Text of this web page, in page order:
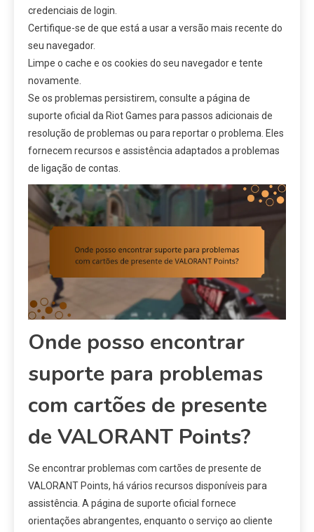
credenciais de login.
Certifique-se de que está a usar a versão mais recente do
seu navegador.
Limpe o cache e os cookies do seu navegador e tente
novamente.
Se os problemas persistirem, consulte a página de
suporte oficial da Riot Games para passos adicionais de
resolução de problemas ou para reportar o problema. Eles
fornecem recursos e assistência adaptados a problemas
de ligação de contas.
Onde posso encontrar
suporte para problemas
com cartões de presente
de VALORANT Points?
Se encontrar problemas com cartões de presente de
VALORANT Points, há vários recursos disponíveis para
assistência. A página de suporte oficial fornece
orientações abrangentes, enquanto o serviço ao cliente